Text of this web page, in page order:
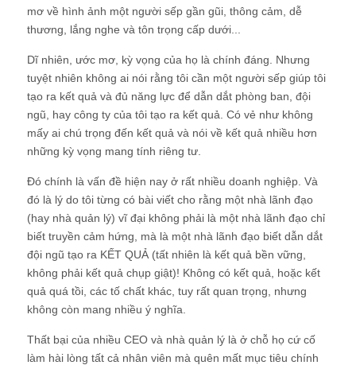
mơ về hình ảnh một người sếp gần gũi, thông cảm, dễ
thương, lắng nghe và tôn trọng cấp dưới...
Dĩ nhiên, ước mơ, kỳ vọng của họ là chính đáng. Nhưng
tuyệt nhiên không ai nói rằng tôi cần một người sếp giúp tôi
tạo ra kết quả và đủ năng lực để dẫn dắt phòng ban, đội
ngũ, hay công ty của tôi tạo ra kết quả. Có vẻ như không
mấy ai chú trọng đến kết quả và nói về kết quả nhiều hơn
những kỳ vọng mang tính riêng tư.
Đó chính là vấn đề hiện nay ở rất nhiều doanh nghiệp. Và
đó là lý do tôi từng có bài viết cho rằng một nhà lãnh đạo
(hay nhà quản lý) vĩ đại không phải là một nhà lãnh đạo chỉ
biết truyền cảm hứng, mà là một nhà lãnh đạo biết dẫn dắt
đội ngũ tạo ra KẾT QUẢ (tất nhiên là kết quả bền vững,
không phải kết quả chụp giật)! Không có kết quả, hoặc kết
quả quá tồi, các tố chất khác, tuy rất quan trọng, nhưng
không còn mang nhiều ý nghĩa.
Thất bại của nhiều CEO và nhà quản lý là ở chỗ họ cứ cố
làm hài lòng tất cả nhân viên mà quên mất mục tiêu chính